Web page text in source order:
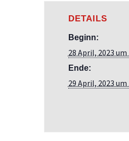
DETAILS
Beginn:
28 April, 2023 um
Ende:
29 April, 2023 um